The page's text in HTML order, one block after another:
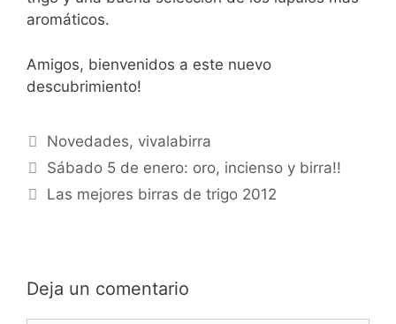
aromáticos.
Amigos, bienvenidos a este nuevo
descubrimiento!
Categorías
Novedades, vivalabirra
Sábado 5 de enero: oro, incienso y birra!!
Las mejores birras de trigo 2012
Deja un comentario